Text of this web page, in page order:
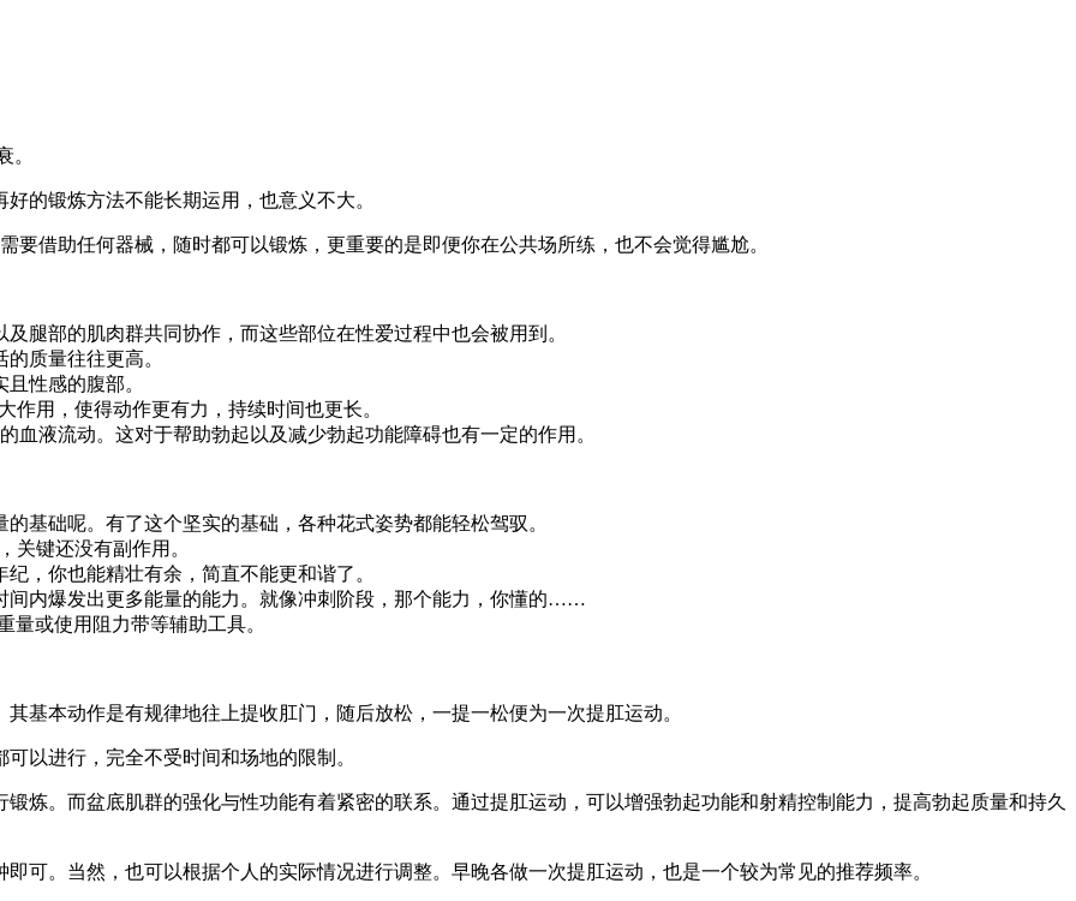
。
的锻炼方法不能长期运用，也意义不大。
借助任何器械，随时都可以锻炼，更重要的是即便你在公共场所练，也不会觉得尴尬。
腿部的肌肉群共同协作，而这些部位在性爱过程中也会被用到。
质量往往更高。
性感的腹部。
作用，使得动作更有力，持续时间也更长。
液流动。这对于帮助勃起以及减少勃起功能障碍也有一定的作用。
基础呢。有了这个坚实的基础，各种花式姿势都能轻松驾驭。
关键还没有副作用。
，你也能精壮有余，简直不能更和谐了。
间内爆发出更多能量的能力。就像冲刺阶段，那个能力，你懂的……
量或使用阻力带等辅助工具。
基本动作是有规律地往上提收肛门，随后放松，一提一松便为一次提肛运动。
以进行，完全不受时间和场地的限制。
炼。而盆底肌群的强化与性功能有着紧密的联系。通过提肛运动，可以增强勃起功能和射精控制能力，提高勃起质量和持久
可。当然，也可以根据个人的实际情况进行调整。早晚各做一次提肛运动，也是一个较为常见的推荐频率。